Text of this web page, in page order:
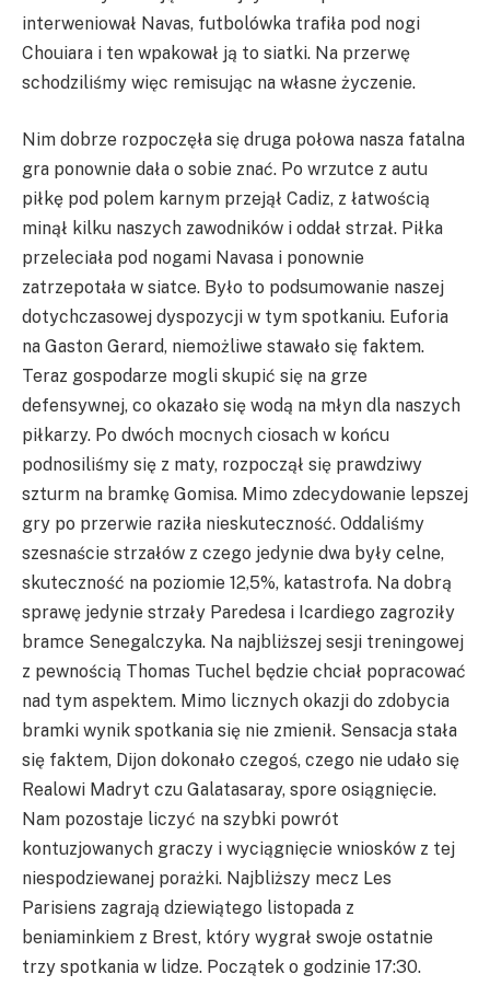
interweniował Navas, futbolówka trafiła pod nogi
Chouiara i ten wpakował ją to siatki. Na przerwę
schodziliśmy więc remisując na własne życzenie.
Nim dobrze rozpoczęła się druga połowa nasza fatalna
gra ponownie dała o sobie znać. Po wrzutce z autu
piłkę pod polem karnym przejął Cadiz, z łatwością
minął kilku naszych zawodników i oddał strzał. Piłka
przeleciała pod nogami Navasa i ponownie
zatrzepotała w siatce. Było to podsumowanie naszej
dotychczasowej dyspozycji w tym spotkaniu. Euforia
na Gaston Gerard, niemożliwe stawało się faktem.
Teraz gospodarze mogli skupić się na grze
defensywnej, co okazało się wodą na młyn dla naszych
piłkarzy. Po dwóch mocnych ciosach w końcu
podnosiliśmy się z maty, rozpoczął się prawdziwy
szturm na bramkę Gomisa. Mimo zdecydowanie lepszej
gry po przerwie raziła nieskuteczność. Oddaliśmy
szesnaście strzałów z czego jedynie dwa były celne,
skuteczność na poziomie 12,5%, katastrofa. Na dobrą
sprawę jedynie strzały Paredesa i Icardiego zagroziły
bramce Senegalczyka. Na najbliższej sesji treningowej
z pewnością Thomas Tuchel będzie chciał popracować
nad tym aspektem. Mimo licznych okazji do zdobycia
bramki wynik spotkania się nie zmienił. Sensacja stała
się faktem, Dijon dokonało czegoś, czego nie udało się
Realowi Madryt czu Galatasaray, spore osiągnięcie.
Nam pozostaje liczyć na szybki powrót
kontuzjowanych graczy i wyciągnięcie wniosków z tej
niespodziewanej porażki. Najbliższy mecz Les
Parisiens zagrają dziewiątego listopada z
beniaminkiem z Brest, który wygrał swoje ostatnie
trzy spotkania w lidze. Początek o godzinie 17:30.